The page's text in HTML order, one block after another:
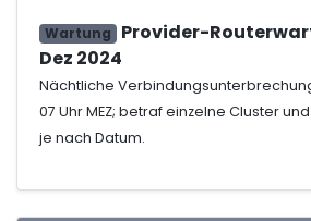
Wartung
Provider-
Dez 2024
Nächtliche
07 Uhr MEZ; betraf einzelne Cluster
je nach Datum.